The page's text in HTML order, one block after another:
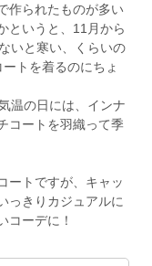
作られたものが多い
というと、11月から
いと寒い、くらいの
トを着るのにちょ
温の日には、インナ
コートを羽織って季
ートですが、キャッ
っきりカジュアルに
コーデに！